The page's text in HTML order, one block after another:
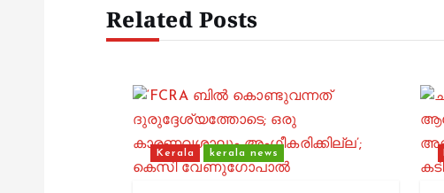
Related Posts
Kerala kerala news